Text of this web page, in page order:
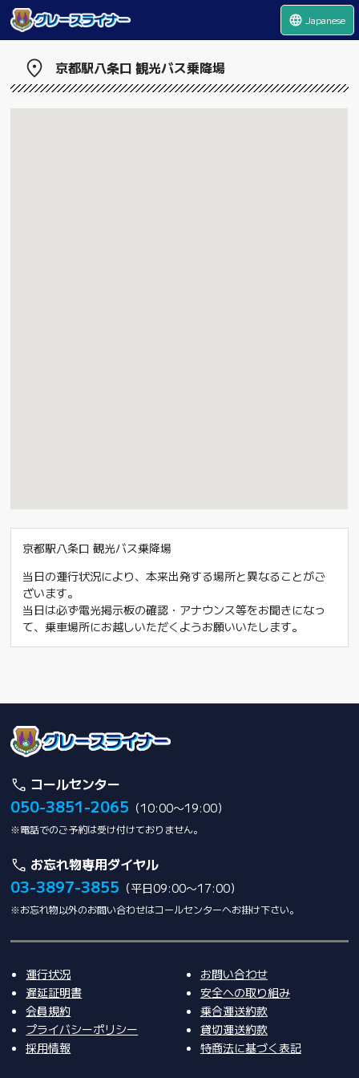
京都駅八条口 観光バス乗降場
京都駅八条口 観光バス乗降場
当日の運行状況により、本来出発する場所と異なることがご
ざいます。
当日は必ず電光掲示板の確認・アナウンス等をお聞きになっ
て、乗車場所にお越しいただくようお願いいたします。
コールセンター
050-3851-2065 （10:00〜19:00）
※電話でのご予約は受け付けておりません。
お忘れ物専用ダイヤル
03-3897-3855 （平日09:00〜17:00）
※お忘れ物以外のお問い合わせはコールセンターへお掛け下さい。
運行状況
遅延証明書
会員規約
プライバシーポリシー
採用情報
お問い合わせ
安全への取り組み
乗合運送約款
貸切運送約款
特商法に基づく表記
language Japanese